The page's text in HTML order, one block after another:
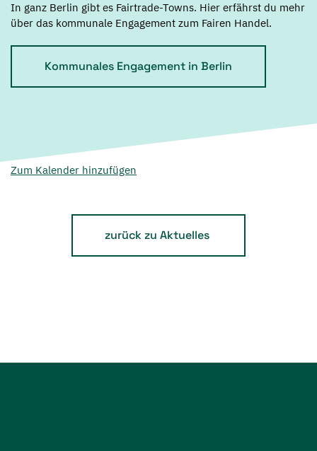
In ganz Berlin gibt es Fairtrade-Towns. Hier erfährst du mehr
über das kommunale Engagement zum Fairen Handel.
Kommunales Engagement in Berlin
Zum Kalender hinzufügen
zurück zu Aktuelles